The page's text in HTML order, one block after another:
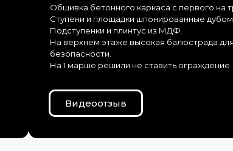
Обшивка бетонного каркаса с первого на
Ступени и площадки шпонированные
Подступенки и плинтус из МДФ.
На верхнем этаже высокая балюстрада
безопасности.
На 1 марше решили не ставить ограждение
Видеоотзыв